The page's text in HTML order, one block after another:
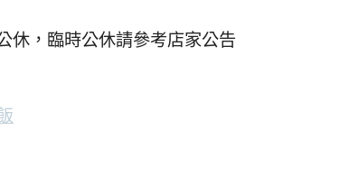
休，臨時公休請參考店家公告